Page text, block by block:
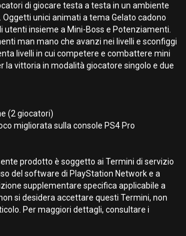
di giocare testa a testa in un ambiente
unici animati a tema Gelato cadono
utenti insieme a Mini-Boss e Potenziamenti.
man mano che avanzi nei livelli e sconfiggi
livelli in cui competere e combattere mini
la vittoria in modalità giocatore singolo e due
(2 giocatori)
migliorata sulla console PS4 Pro
prodotto è soggetto ai Termini di servizio
del software di PlayStation Network e a
supplementare specifica applicabile a
si desidera accettare questi Termini, non
Per maggiori dettagli, consultare i